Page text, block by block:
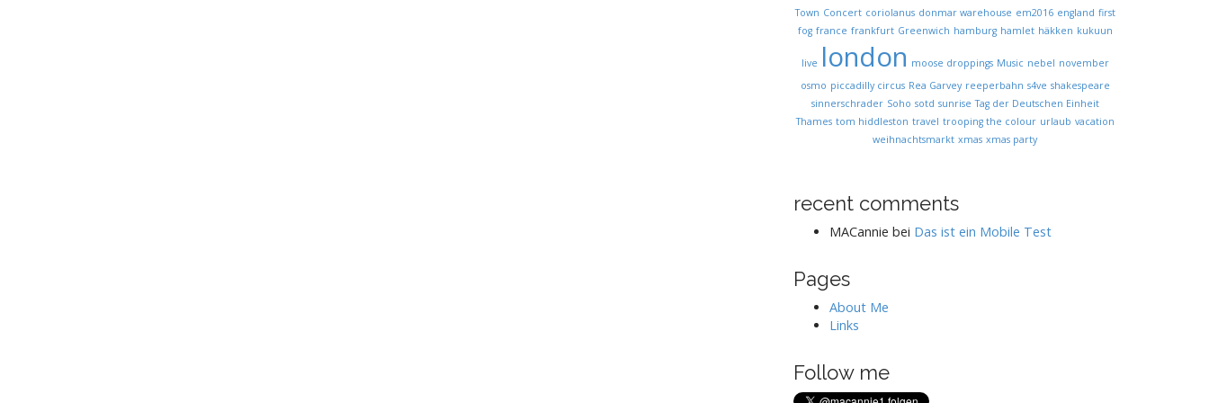
Town Concert coriolanus donmar warehouse em2016 england first
fog france frankfurt Greenwich hamburg hamlet häkken kukuun
live london moose droppings Music nebel november
osmo piccadilly circus Rea Garvey reeperbahn s4ve shakespeare
sinnerschrader Soho sotd sunrise Tag der Deutschen Einheit
Thames tom hiddleston travel trooping the colour urlaub vacation
weihnachtsmarkt xmas xmas party
recent comments
MACannie bei Das ist ein Mobile Test
Pages
About Me
Links
Follow me